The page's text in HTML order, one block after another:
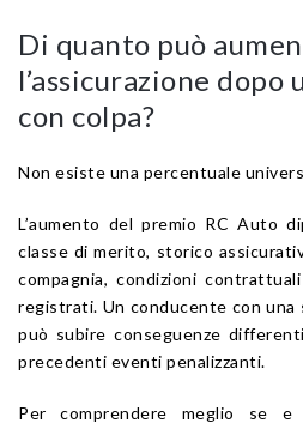
Di quanto può
l’assicurazione dopo
con colpa?
Non esiste una percentuale
L’aumento del premio RC Auto
classe di merito, storico
compagnia, condizioni
registrati. Un conducente con una
può subire conseguenze
precedenti eventi penalizzanti.
Per comprendere meglio se